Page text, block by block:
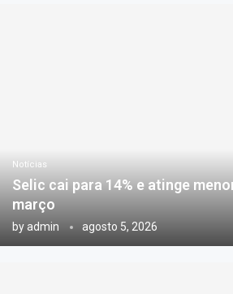
Notícias
Selic cai para 14% e atinge
março
byadmin agosto 5, 2026